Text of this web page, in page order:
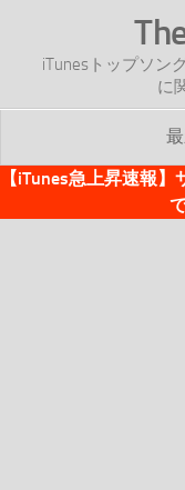
iTunesトップソン
に
TOP
【iTunes急上昇速報